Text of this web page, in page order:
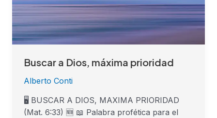
Buscar a Dios, máxima prioridad
Alberto Conti
🖥️ BUSCAR A DIOS, MAXIMA PRIORIDAD
(Mat. 6:33) 🆕 📖 Palabra profética para el